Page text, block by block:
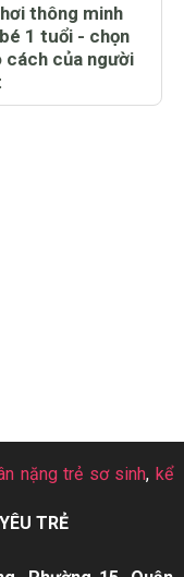
thông minh
1 tuổi - chọn
cách của người
nặng trẻ sơ sinh, kể
TRẺ